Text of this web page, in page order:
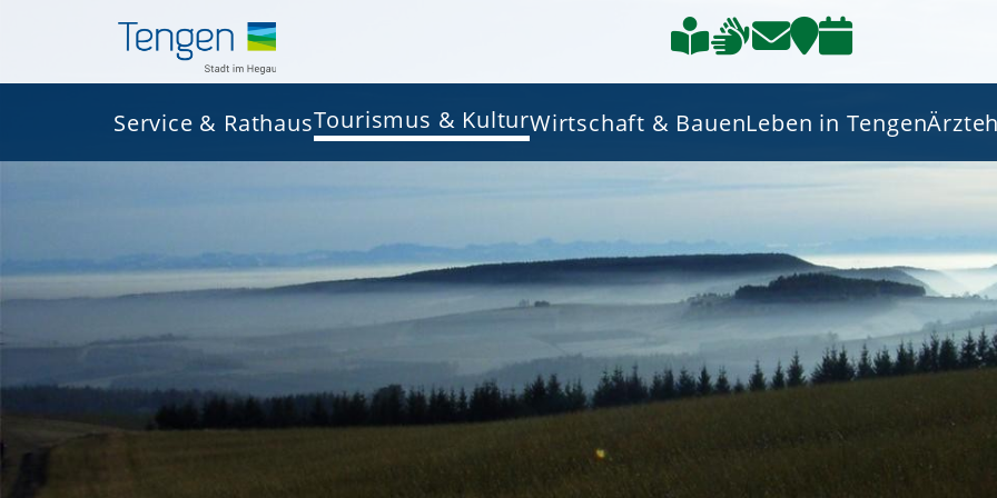
Service & RathausTourismus & KulturWirtschaft & BauenLeben in Tengen